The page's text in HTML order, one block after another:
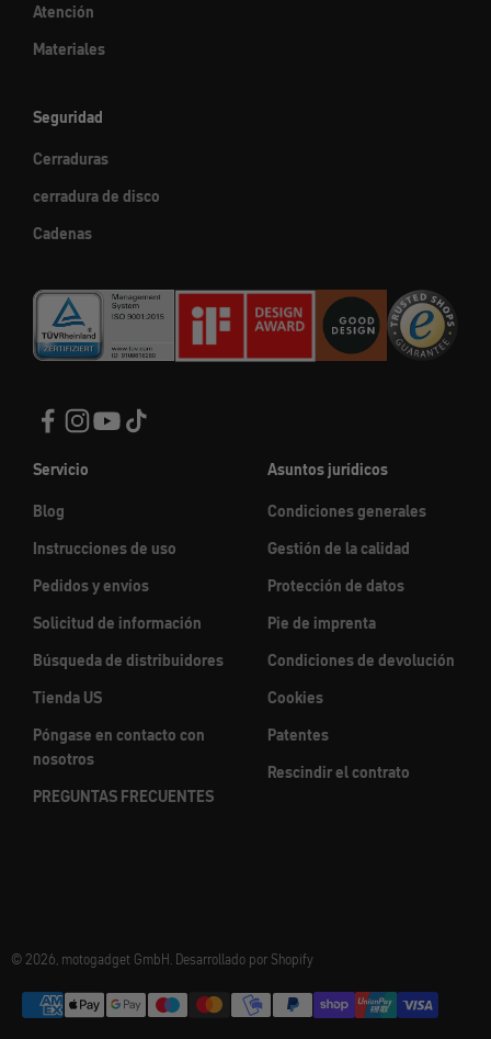
Atención
Materiales
Seguridad
Cerraduras
cerradura de disco
Cadenas
Servicio
Blog
Instrucciones de uso
Pedidos y envíos
Solicitud de información
Búsqueda de distribuidores
Tienda US
Póngase en contacto con
nosotros
PREGUNTAS FRECUENTES
Asuntos jurídicos
Condiciones generales
Gestión de la calidad
Protección de datos
Pie de imprenta
Condiciones de devolución
Cookies
Patentes
Rescindir el contrato
© 2026, motogadget GmbH. Desarrollado por Shopify